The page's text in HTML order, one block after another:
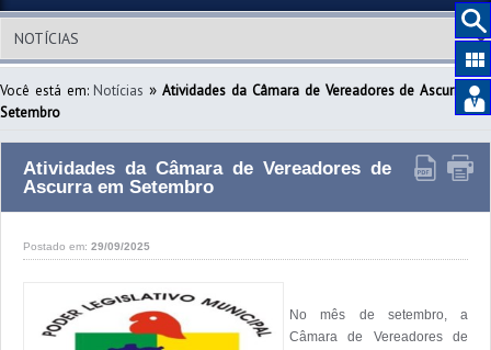
Você está em: Notícias » Atividades da Câmara de Vereadores de Ascurra em
Setembro
Atividades da Câmara de Vereadores de
Ascurra em Setembro
Postado em: 29/09/2025
No mês de setembro, a
Câmara de Vereadores de